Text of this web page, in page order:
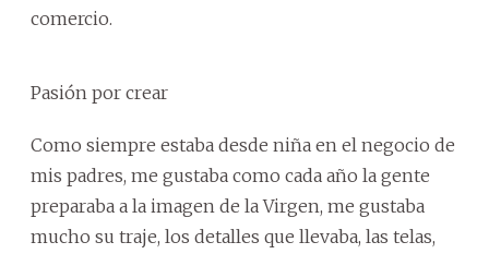
comercio.
Pasión por crear
Como siempre estaba desde niña en el negocio de
mis padres, me gustaba como cada año la gente
preparaba a la imagen de la Virgen, me gustaba
mucho su traje, los detalles que llevaba, las telas,